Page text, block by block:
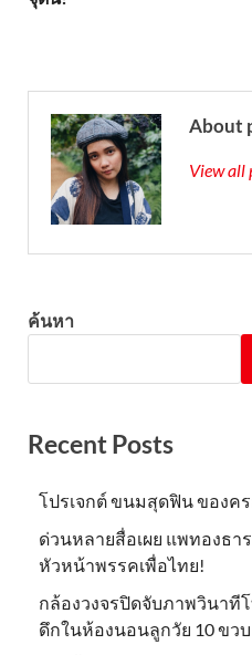
About
View all
ค้นหา
Recent Posts
โปรเจกต์ ขนมสุดฟิน ของค
ด่วนหลายสื่อเผย แพทองธา
หัวหน้าพรรคเพื่อไทย!
กล้องวงจรปิดจับภาพวินาที
ดึกในห้องนอนลูกวัย 10 ขว